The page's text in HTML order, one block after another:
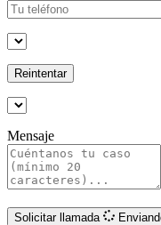
Reintentar
Mensaje
Solicitar llamada